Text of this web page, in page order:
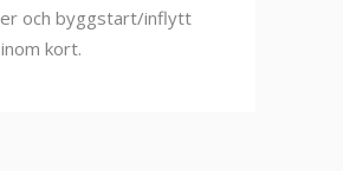
och byggstart/inflytt
kort.